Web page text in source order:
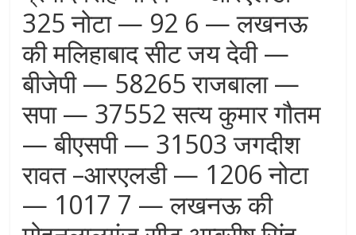
325 नोटा — 92 6 — लखनऊ
की मलिहाबाद सीट जय देवी —
बीजेपी — 58265 राजबाला —
सपा — 37552 सत्य कुमार गौतम
— बीएसपी — 31503 जगदीश
रावत –आरएलडी — 1206 नोटा
— 1017 7 — लखनऊ की